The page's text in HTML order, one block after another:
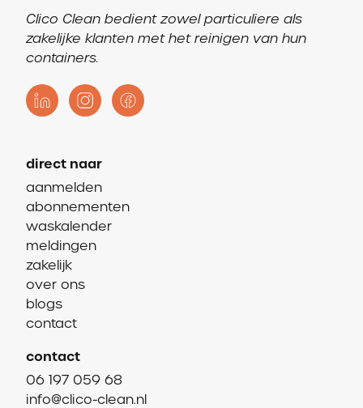
Clico Clean bedient zowel particuliere als
zakelijke klanten met het reinigen van hun
containers.
direct naar
aanmelden
abonnementen
waskalender
meldingen
zakelijk
over ons
blogs
contact
contact
06 197 059 68
info@clico-clean.nl